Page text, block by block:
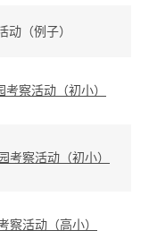
动（例子）
察活动（初小）
考察活动（初小）
察活动（高小）